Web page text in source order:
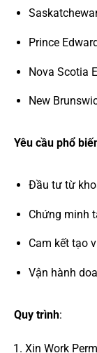
Prince
Nova Scotia
New
Yêu cầu phổ
Đầu tư từ
Chứng minh
Cam kết tạo
Vận hành
Quy trình:
Xin Work